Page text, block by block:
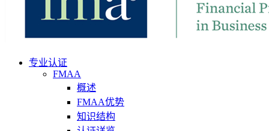
专业认证
FMAA
概述
FMAA优势
知识结构